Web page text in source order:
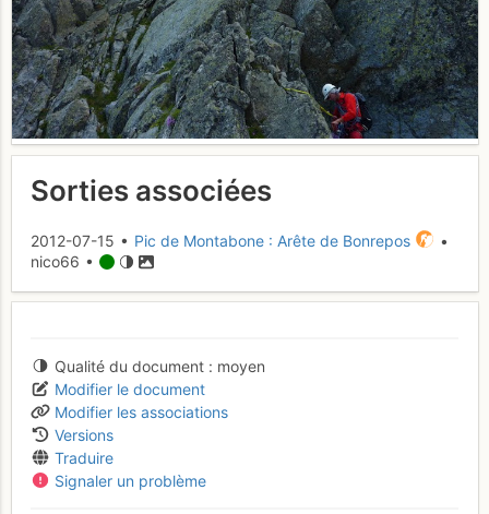
Sorties associées
2012-07-15 • Pic de Montabone : Arête de Bonrepos
•
nico66 •
Qualité du document
moyen
Modifier le document
Modifier les associations
Versions
Traduire
Signaler un problème